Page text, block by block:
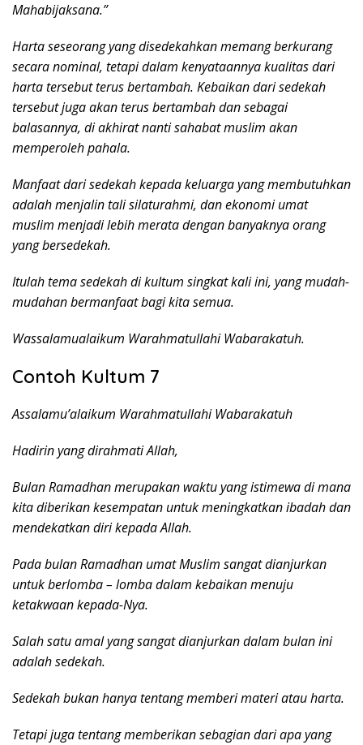
Mahabijaksana.”
Harta seseorang yang disedekahkan memang berkurang
secara nominal, tetapi dalam kenyataannya kualitas dari
harta tersebut terus bertambah. Kebaikan dari sedekah
tersebut juga akan terus bertambah dan sebagai
balasannya, di akhirat nanti sahabat muslim akan
memperoleh pahala.
Manfaat dari sedekah kepada keluarga yang membutuhkan
adalah menjalin tali silaturahmi, dan ekonomi umat
muslim menjadi lebih merata dengan banyaknya orang
yang bersedekah.
Itulah tema sedekah di kultum singkat kali ini, yang mudah-
mudahan bermanfaat bagi kita semua.
Wassalamualaikum Warahmatullahi Wabarakatuh.
Contoh Kultum 7
Assalamu’alaikum Warahmatullahi Wabarakatuh
Hadirin yang dirahmati Allah,
Bulan Ramadhan merupakan waktu yang istimewa di mana
kita diberikan kesempatan untuk meningkatkan ibadah dan
mendekatkan diri kepada Allah.
Pada bulan Ramadhan umat Muslim sangat dianjurkan
untuk berlomba – lomba dalam kebaikan menuju
ketakwaan kepada-Nya.
Salah satu amal yang sangat dianjurkan dalam bulan ini
adalah sedekah.
Sedekah bukan hanya tentang memberi materi atau harta.
Tetapi juga tentang memberikan sebagian dari apa yang